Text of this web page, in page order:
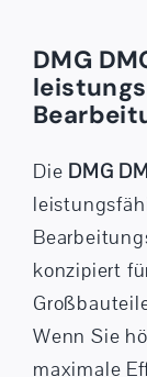
DMG
Die DMG
konzipiert
Wenn Sie
maximale